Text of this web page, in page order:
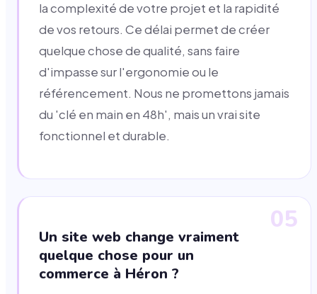
la complexité de votre projet et la rapidité
de vos retours. Ce délai permet de créer
quelque chose de qualité, sans faire
d'impasse sur l'ergonomie ou le
référencement. Nous ne promettons jamais
du 'clé en main en 48h', mais un vrai site
fonctionnel et durable.
05
Un site web change vraiment
quelque chose pour un
commerce à Héron ?